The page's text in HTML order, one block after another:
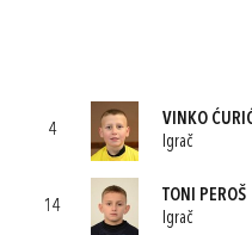
4
VINKO
Igrač
14
TONI PEROŠ
Igrač